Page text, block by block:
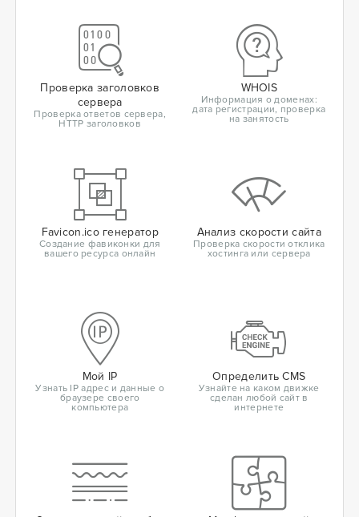
Проверка заголовков
сервера
Проверка ответов сервера,
HTTP заголовков
WHOIS
Информация о доменах:
дата регистрации, проверка
на занятость
Favicon.ico генератор
Создание фавиконки для
вашего ресурса онлайн
Анализ скорости сайта
Проверка скорости отклика
хостинга или сервера
Мой IP
Узнать IP адрес и данные о
браузере своего
компьютера
Определить CMS
Узнайте на каком движке
сделан любой сайт в
интернете